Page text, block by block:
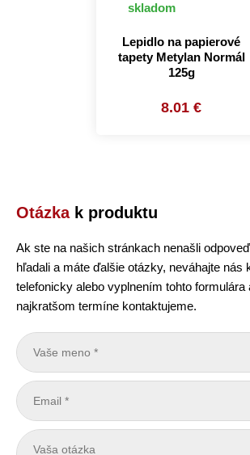
skladom
Lepidlo na papierové
tapety Metylan Normál
125g
8.01 €
Otázkak produktu
Ak ste na našich stránkach nenašli
hľadali a máte ďalšie otázky, neváhajte nás
telefonicky alebo vyplnením tohto
najkratšom termíne kontaktujeme.